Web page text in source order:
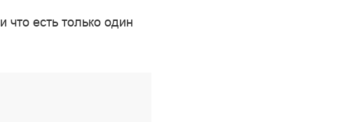
и что есть только один